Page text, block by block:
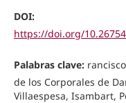
DOI:
https://doi.org/
Palabras clave:
de los Corporales de
Villaespesa, Isambart,